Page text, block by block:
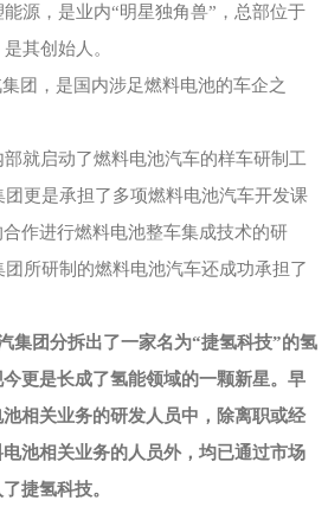
源，是业内“明星独角兽”，总部位于
其创始人。
团，是国内涉足燃料电池的车企之
就启动了燃料电池汽车的样车研制工
更是承担了多项燃料电池汽车开发课
作进行燃料电池整车集成技术的研
所研制的燃料电池汽车还成功承担了
集团分拆出了一家名为“捷氢科技”的氢
更是长成了氢能领域的一颗新星。早
相关业务的研发人员中，除离职或经
池相关业务的人员外，均已通过市场
捷氢科技。